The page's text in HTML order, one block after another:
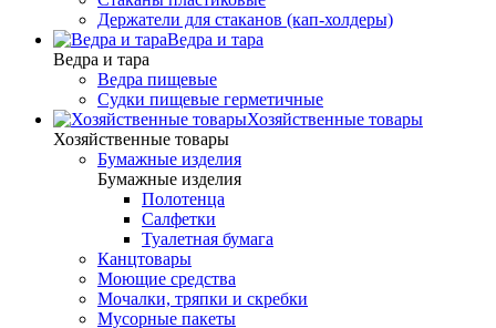
Держатели для стаканов (кап-холдеры)
Ведра и тара
Ведра и тара
Ведра пищевые
Судки пищевые герметичные
Хозяйственные товары
Хозяйственные товары
Бумажные изделия
Бумажные изделия
Полотенца
Салфетки
Туалетная бумага
Канцтовары
Моющие средства
Мочалки, тряпки и скребки
Мусорные пакеты